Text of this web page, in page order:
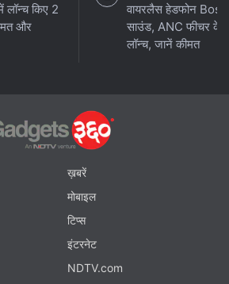
,poco x2 slow charging,poco x2
India poco support
किए 2
और
वायरलैस हेडफोन Bose
साउंड, ANC फीचर के
लॉन्च, जानें कीमत
ख़बरें
मोबाइल
टिप्स
इंटरनेट
NDTV.com